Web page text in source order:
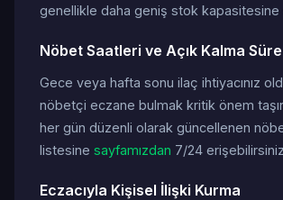
genellikle daha geniş stok kapasitesine
Nöbet Saatleri ve Açık Kalma
Gece veya hafta sonu ilaç ihtiyacınız
nöbetçi eczane bulmak kritik önem
her gün düzenli olarak güncellenen
listesine sayfamızdan 7/24
Eczacıyla Kişisel İlişki Kurma